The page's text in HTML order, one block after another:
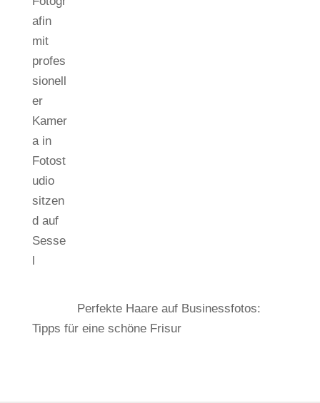
Perfekte Haare auf Businessfotos:
Tipps für eine schöne Frisur